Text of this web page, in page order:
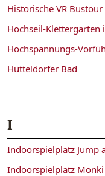
Historische VR
Hochseil-Klettergarten
Hochspannungs-
Hütteldorfer Bad
I
Indoorspielplatz Jump
Indoorspielplatz Monki